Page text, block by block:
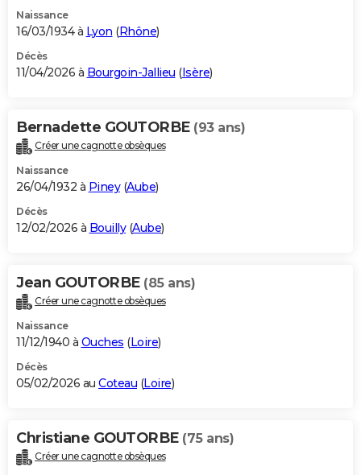
Naissance
16/03/1934 à Lyon (Rhône)
Décès
11/04/2026 à Bourgoin-Jallieu (Isère)
Bernadette GOUTORBE (93 ans)
Créer une cagnotte obsèques
Naissance
26/04/1932 à Piney(Aube)
Décès
12/02/2026 à Bouilly(Aube)
Jean GOUTORBE (85 ans)
Créer une cagnotte obsèques
Naissance
11/12/1940 à Ouches (Loire)
Décès
05/02/2026 au Coteau (Loire)
Christiane GOUTORBE (75 ans)
Créer une cagnotte obsèques